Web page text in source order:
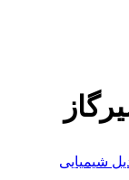
شیمیایی